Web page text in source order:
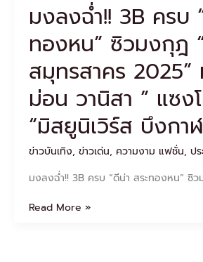
มงลงฉ่ำ!! 3B ครบ
ทองหน” ซิวมงกุฎ
สมุทรสาคร 2025”
ม่อน วานิสา ” แซง
“มิสยูนิเวิร์ส บึงกา
ข่าวบันเทิง, ข่าวเด่น, ความงาม แฟชั่น, ป
มงลงฉ่ำ!! 3B ครบ “ดีน่า สระทองหน” ซิ
สมุทรสาคร
2025”
ม้ามืด
“เล
ม่อน
นิสา
แซง
โค้ง
คว้า
มง
ยูนิเวิร์ส
Read More »